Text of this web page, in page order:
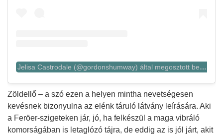
Jelisa Castrodale (@gordonshumway) által megosztott bejegyzés
Zöldellő – a szó ezen a helyen mintha nevetségesen
kevésnek bizonyulna az elénk táruló látvány leírására. Aki
a Feröer-szigeteken jár, jó, ha felkészül a maga vibráló
komorságában is letaglózó tájra, de eddig az is jól járt, akit